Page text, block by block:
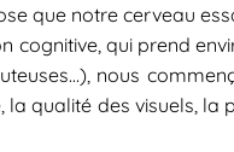
que notre cerveau
cognitive, qui prend
nous
qualité des visuels,